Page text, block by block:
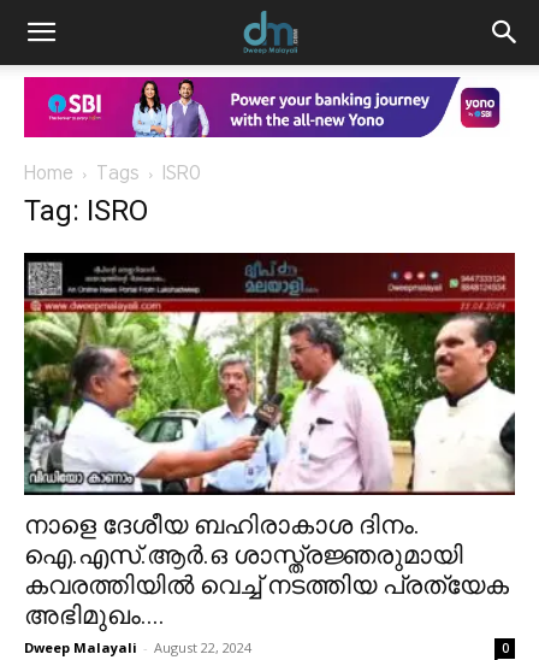
Home Tags ISRO
Tag: ISRO
നാളെ ദേശീയ ബഹിരാകാശ ദിനം.
ഐ.എസ്.ആർ.ഒ ശാസ്ത്രജ്ഞരുമായി
കവരത്തിയിൽ വെച്ച് നടത്തിയ പ്രത്യേക
അഭിമുഖം....
Dweep Malayali - August 22, 2024 0